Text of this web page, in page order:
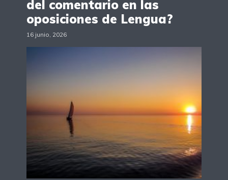
del comentario en las
oposiciones de Lengua?
16 junio, 2026